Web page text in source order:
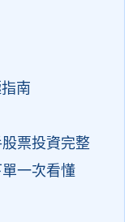
南
票投資完整
一次看懂